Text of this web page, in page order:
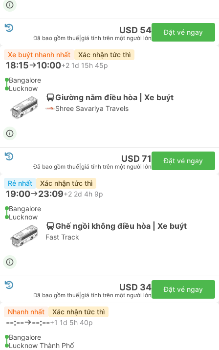
USD 54
Đã bao gồm thuế giá tính trên một người lớn
Đặt vé ngay
Xe buýt nhanh nhất Xác nhận tức thì
18:15 10:00+2 1d 15h 45p
Bangalore
Lucknow
Giường nằm điều hòa | Xe buýt
Shree Savariya Travels
USD 71
Đã bao gồm thuế giá tính trên một người lớn
Đặt vé ngay
Rẻ nhất Xác nhận tức thì
19:00 23:09+2 2d 4h 9p
Bangalore
Lucknow
Ghế ngồi không điều hòa | Xe buýt
Fast Track
USD 34
Đã bao gồm thuế giá tính trên một người lớn
Đặt vé ngay
Nhanh nhất Xác nhận tức thì
--:-- --:--+1 1d 5h 40p
Bangalore
Lucknow Thành Phố